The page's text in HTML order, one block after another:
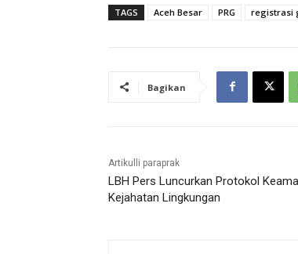
TAGS Aceh Besar PRG registrasi
Bagikan
Artikulli paraprak
LBH Pers Luncurkan Protokol
Kejahatan Lingkungan